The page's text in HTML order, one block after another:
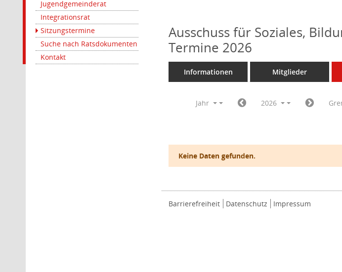
Jugendgemeinderat
Integrationsrat
Sitzungstermine
Suche nach Ratsdokumenten
Kontakt
Ausschuss für Soziales,
Termine 2026
Informationen Mitglieder
Jahr 2026
Keine Daten gefunden.
Barrierefreiheit Datenschutz Impressum